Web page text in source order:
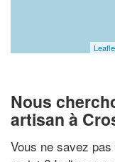
Nous
artisan à
Vous ne savez